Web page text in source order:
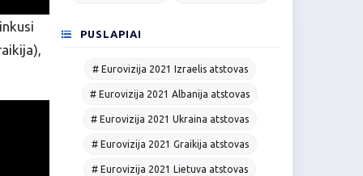
PUSLAPIAI
# Eurovizija 2021 Izraelis atstovas
# Eurovizija 2021 Albanija atstovas
# Eurovizija 2021 Ukraina atstovas
# Eurovizija 2021 Graikija atstovas
# Eurovizija 2021 Lietuva atstovas